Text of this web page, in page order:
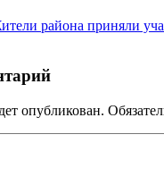
района приняли
опубликован.